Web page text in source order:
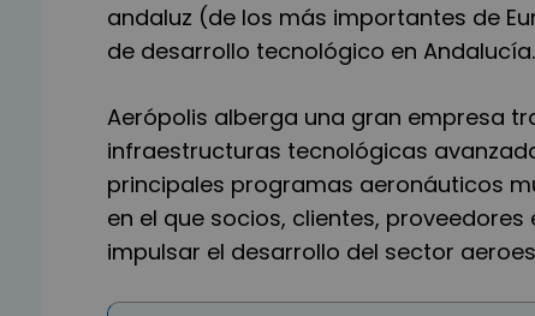
andaluz (de los más importantes de
de desarrollo tecnológico en Andalucía.
Aerópolis alberga una gran empresa
infraestructuras tecnológicas
principales programas aeronáuticos
en el que socios, clientes,
impulsar el desarrollo del sector